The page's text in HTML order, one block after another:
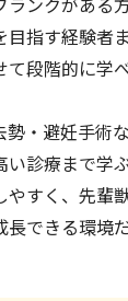
目指す経験者
段階的に学
・避妊手術
診療まで学
すく、先輩
できる環境